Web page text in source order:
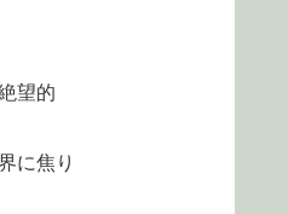
望的
に焦り